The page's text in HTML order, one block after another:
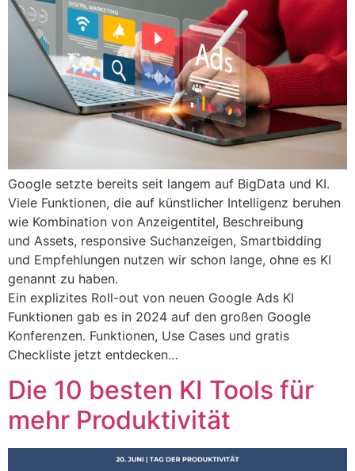
Google setzte bereits seit langem auf BigData und KI.
Viele Funktionen, die auf künstlicher Intelligenz beruhen
wie Kombination von Anzeigentitel, Beschreibung
und Assets, responsive Suchanzeigen, Smartbidding
und Empfehlungen nutzen wir schon lange, ohne es KI
genannt zu haben.
Ein explizites Roll-out von neuen Google Ads KI
Funktionen gab es in 2024 auf den großen Google
Konferenzen. Funktionen, Use Cases und gratis
Checkliste jetzt entdecken…
Die 10 besten KI Tools für
mehr Produktivität